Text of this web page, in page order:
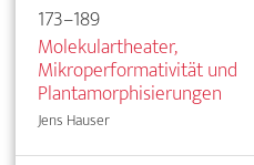
173–189
Molekulartheater,
Mikroperformativität und
Plantamorphisierungen
Jens Hauser